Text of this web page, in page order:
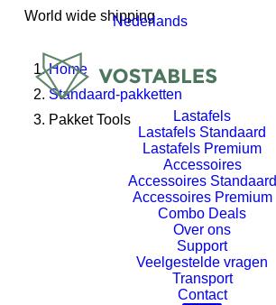
World wide shipping
Nederlands
Lastafels
Lastafels Standaard
Lastafels Premium
Accessoires
Accessoires Standaard
Accessoires Premium
Combo Deals
Over ons
Support
Veelgestelde vragen
Transport
Contact
Home
Standaard-pakketten
Pakket Tools